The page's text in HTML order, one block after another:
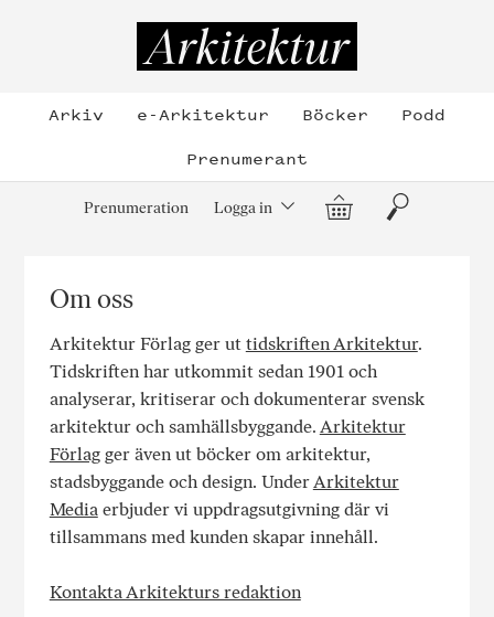
Arkiv e-Arkitektur Böcker
Podd
Prenumerant
Prenumeration Logga in Varukorg
Sök
Om oss
Arkitektur Förlag ger ut tidskriften Arkitektur.
Tidskriften har utkommit sedan 1901 och
analyserar, kritiserar och dokumenterar svensk
arkitektur och samhällsbyggande. Arkitektur
Förlagger även ut böcker om arkitektur,
stadsbyggande och design. Under Arkitektur
Media erbjuder vi uppdragsutgivning där vi
tillsammans med kunden skapar innehåll.
Kontakta Arkitekturs redaktion